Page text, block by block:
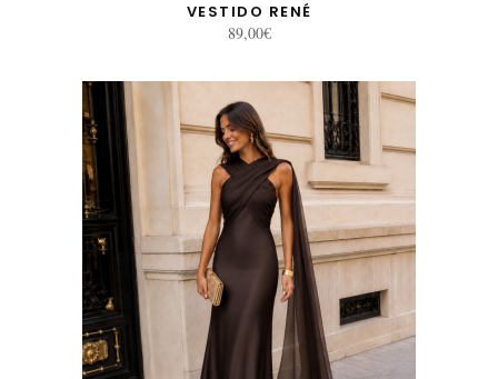
VESTIDO RENÉ
89,00€
Este producto tiene múltiples variantes. Las opciones se pueden elegir en la página de producto